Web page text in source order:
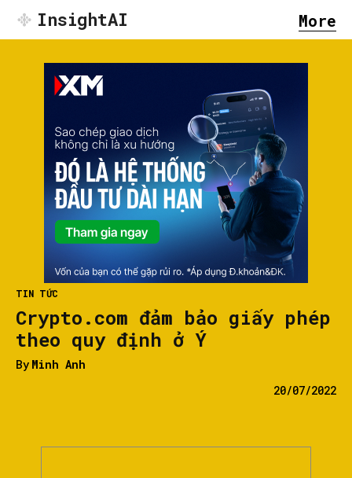
InsightAI More
TIN TỨC
Crypto.com đảm bảo giấy phép
theo quy định ở Ý
By Minh Anh
20/07/2022